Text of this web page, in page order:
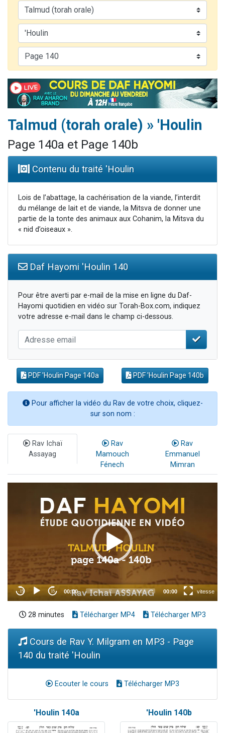
Il reste 49 places pour étudier en groupe sur Zoom
12 nouvelles musiques dans Torah-Box Music
2 personnes viennent de nous rejoindre sur WhatsApp
2 personnes viennent de nous rejoindre sur WhatsApp
Talmud (torah orale) » 'Houlin
Page 140a et Page 140b
Contenu du traité 'Houlin
Lois de l’abattage, la cachérisation de la viande, l’interdit
du mélange de lait et de viande, la Mitsva de donner une
partie de la tonte des animaux aux Cohanim, la Mitsva du
« nid d’oiseaux ».
Daf Hayomi 'Houlin 140
Pour être averti par e-mail de la mise en ligne du Daf-
Hayomi quotidien en vidéo sur Torah-Box.com, indiquez
votre adresse e-mail dans le champ ci-dessous.
PDF 'Houlin Page 140a PDF 'Houlin Page 140b
Pour afficher la vidéo du Rav de votre choix, cliquez-
sur son nom :
Rav Ichaï
Assayag
Rav
Mamouch
Fénech
Rav
Emmanuel
Mimran
28 minutes Télécharger MP4 Télécharger MP3
Cours de Rav Y. Milgram en MP3 - Page
140 du traité 'Houlin
Ecouter le cours Télécharger MP3
'Houlin 140a 'Houlin 140b